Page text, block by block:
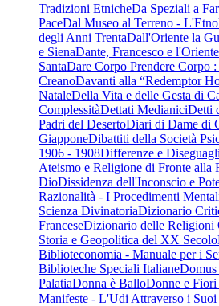
Tradizioni EtnicheDa Speziali a
PaceDal Museo al Terreno -
degli Anni TrentaDall'Oriente la
e SienaDante, Francesco e
SantaDare Corpo Prendere Corpo
CreanoDavanti alla “Redemptor
NataleDella Vita e delle Gesta di
ComplessitàDettati MedianiciDetti
Padri del DesertoDiari di Dame di
GiapponeDibattiti della Società
1906 - 1908Differenze e
Ateismo e Religione di Fronte alla
DioDissidenza dell'Inconscio e
Razionalità - I Procedimenti
Scienza DivinatoriaDizionario
FranceseDizionario delle Religioni
Storia e Geopolitica del XX Secolo
Biblioteconomia - Manuale per i
Biblioteche Speciali ItalianeDomus
PalatiaDonna è BalloDonne e
Manifeste - L'Udi Attraverso i Suoi